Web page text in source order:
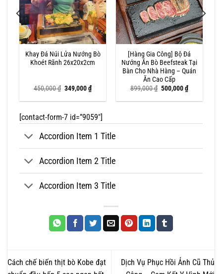
Khay Đá Núi Lửa Nướng Bò
Khoét Rãnh 26x20x2cm
450,000₫ Giá
là:
349,000₫Giá
hiện
tại
349,000 ₫.
[Hàng Gia Công] Bộ Đá
Nướng Ăn Bò Beefsteak Tại
Bàn Cho Nhà Hàng – Quán
Ăn Cao Cấp
899,000₫ Giá
là:
500,000₫Giá
hiện
tại
₫.[contact-form-7 id=”9059″]
Accordion Item 1 Title
Accordion Item 2 Title
Accordion Item 3 Title
Cách chế biến thịt bò Kobe đạt
Dịch Vụ Phục Hồi Ảnh Cũ Thủ